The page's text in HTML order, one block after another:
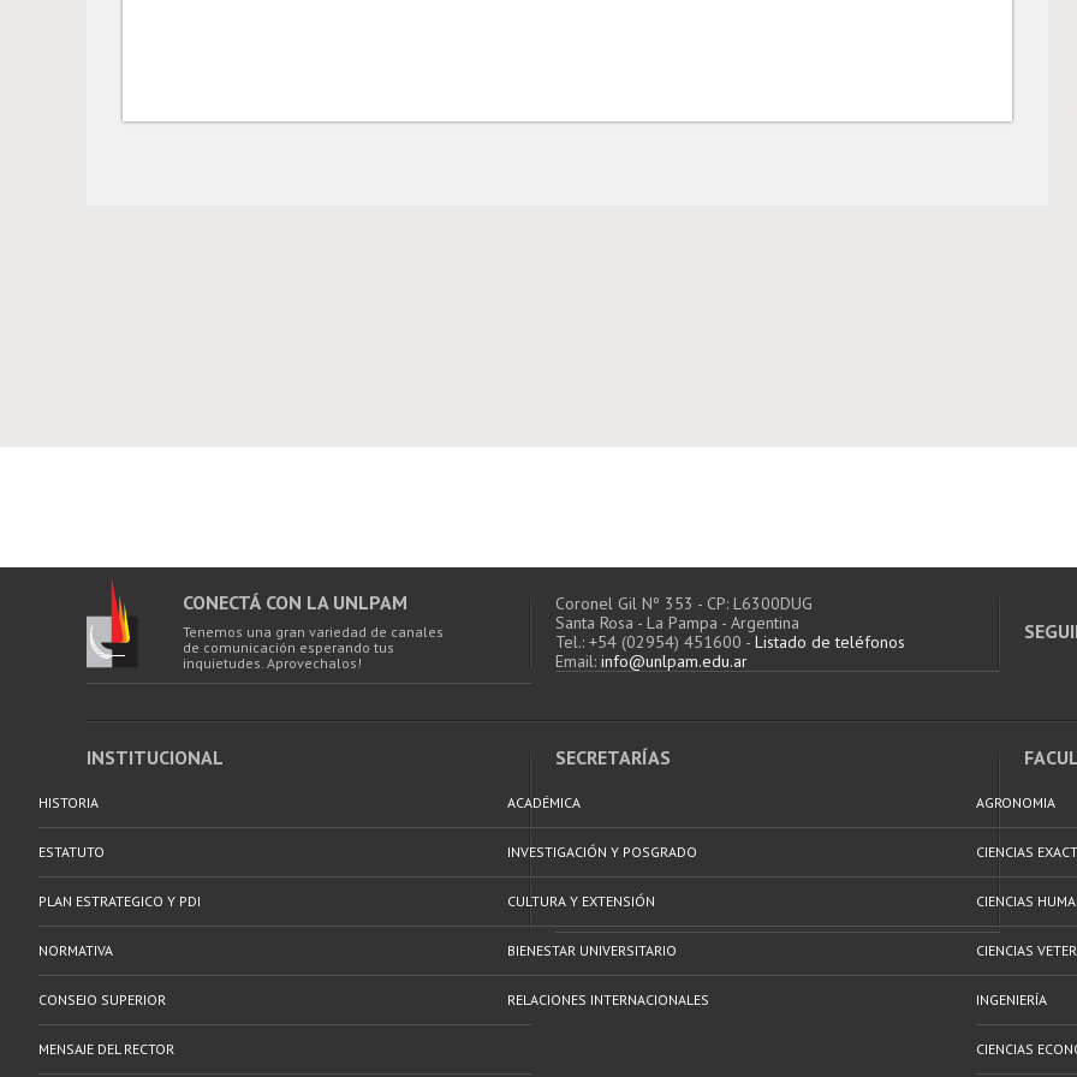
CONECTÁ CON LA UNLPAM
Tenemos una gran variedad de canales
de comunicación esperando tus
inquietudes. Aprovechalos!
Coronel Gil Nº 353 - CP: L6300DUG
Santa Rosa - La Pampa - Argentina
Tel.: +54 (02954) 451600 - Listado de teléfonos
Email: info@unlpam.edu.ar
INSTITUCIONAL
HISTORIA
ESTATUTO
PLAN ESTRATEGICO Y PDI
NORMATIVA
CONSEJO SUPERIOR
MENSAJE DEL RECTOR
SECRETARÍAS
ACADÉMICA
INVESTIGACIÓN Y POSGRADO
CULTURA Y EXTENSIÓN
BIENESTAR UNIVERSITARIO
RELACIONES INTERNACIONALES
AGRONOMIA
CIENCIAS
CIENCIAS
CIENCIAS
INGENIERÍA
CIENCIAS